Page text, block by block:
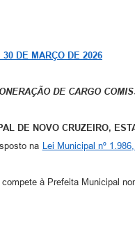
30 DE MARÇO DE 2026
DE CARGO
DE NOVO CRUZEIRO,
na Lei Municipal nº
compete à Prefeita Municipal